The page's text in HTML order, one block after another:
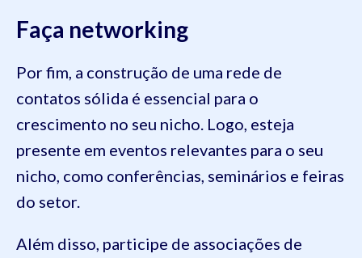
Faça networking
Por fim, a construção de uma rede de
contatos sólida é essencial para o
crescimento no seu nicho. Logo, esteja
presente em eventos relevantes para o seu
nicho, como conferências, seminários e feiras
do setor.
Além disso, participe de associações de